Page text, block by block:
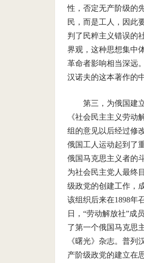
性，否定无产阶级的
民，而是工人，因此
判了民粹主义错误的
界观，这种思想集中
革命者影响相当深远
汉诺夫的这本著作的
第三，为俄国建
《社会民主主义劳
组的意见以后经过修
俄国工人运动起到了
俄国马克思主义者的
为社会民主党人最终
级政党的创建工作，
该组织后来在1898年
日，“劳动解放社”成
了第一个俄国马克思
《曙光》杂志。普
产阶级政党的建立在